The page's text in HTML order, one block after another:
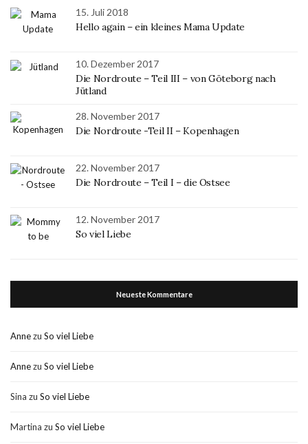
15. Juli 2018
Hello again – ein kleines Mama Update
10. Dezember 2017
Die Nordroute – Teil III – von Göteborg nach
Jütland
28. November 2017
Die Nordroute -Teil II – Kopenhagen
22. November 2017
Die Nordroute – Teil I – die Ostsee
12. November 2017
So viel Liebe
Neueste Kommentare
Annezu So viel Liebe
Annezu So viel Liebe
Sina zu So viel Liebe
Martina zu So viel Liebe